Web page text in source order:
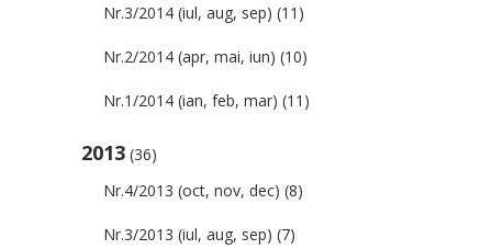
Nr.3/2014 (iul, aug, sep) (11)
Nr.2/2014 (apr, mai, iun) (10)
Nr.1/2014 (ian, feb, mar) (11)
2013 (36)
Nr.4/2013 (oct, nov, dec) (8)
Nr.3/2013 (iul, aug, sep) (7)